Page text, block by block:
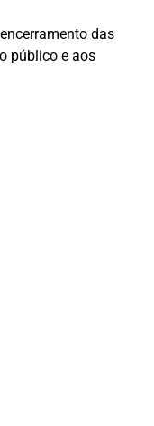
das
público e aos